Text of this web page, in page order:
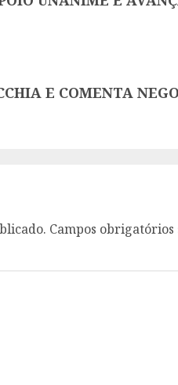
E COMENTA
Campos obrigatórios